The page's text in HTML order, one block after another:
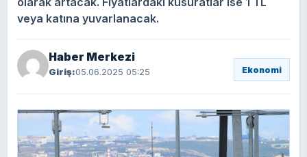
veya katına yuvarlanacak.
Haber Merkezi
Giriş:05.06.2025 05:25 Ekonomi